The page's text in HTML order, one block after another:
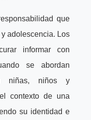
que
adolescencia. Los
informar con
se abordan
niñas, niños y
contexto de una
su identidad e